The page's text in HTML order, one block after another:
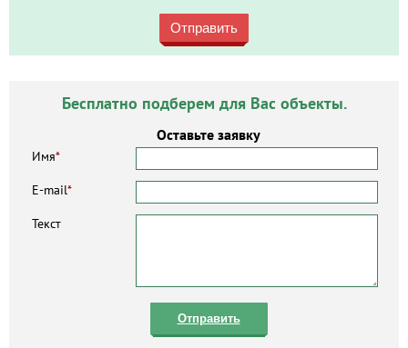
Отправить
Бесплатно подберем для Вас объекты.
Оставьте заявку
Имя*
E-mail*
Текст
Отправить